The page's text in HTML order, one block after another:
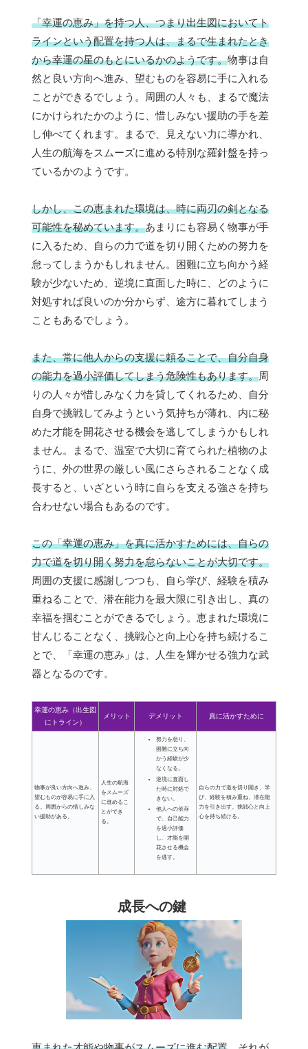
「幸運の恵み」を持つ人、つまり出生図においてト
ラインという配置を持つ人は、まるで生まれたとき
から幸運の星のもとにいるかのようです。物事は自
然と良い方向へ進み、望むものを容易に手に入れる
ことができるでしょう。周囲の人々も、まるで魔法
にかけられたかのように、惜しみない援助の手を差
し伸べてくれます。まるで、見えない力に導かれ、
人生の航海をスムーズに進める特別な羅針盤を持っ
ているかのようです。
しかし、この恵まれた環境は、時に両刃の剣となる
可能性を秘めています。あまりにも容易く物事が手
に入るため、自らの力で道を切り開くための努力を
怠ってしまうかもしれません。困難に立ち向かう経
験が少ないため、逆境に直面した時に、どのように
対処すれば良いのか分からず、途方に暮れてしまう
こともあるでしょう。
また、常に他人からの支援に頼ることで、自分自身
の能力を過小評価してしまう危険性もあります。周
りの人々が惜しみなく力を貸してくれるため、自分
自身で挑戦してみようという気持ちが薄れ、内に秘
めた才能を開花させる機会を逃してしまうかもしれ
ません。まるで、温室で大切に育てられた植物のよ
うに、外の世界の厳しい風にさらされることなく成
長すると、いざという時に自らを支える強さを持ち
合わせない場合もあるのです。
この「幸運の恵み」を真に活かすためには、自らの
力で道を切り開く努力を怠らないことが大切です。
周囲の支援に感謝しつつも、自ら学び、経験を積み
重ねることで、潜在能力を最大限に引き出し、真の
幸福を掴むことができるでしょう。恵まれた環境に
甘んじることなく、挑戦心と向上心を持ち続けるこ
とで、「幸運の恵み」は、人生を輝かせる強力な武
器となるのです。
幸運の恵み（出生図
にトライン）
メリット デメリット 真に活かすために
物事が良い方向へ進み、
望むものが容易に手に入
る。周囲からの惜しみな
い援助がある。
人生の航海
をスムーズ
に進めるこ
とができ
る。
努力を怠り、
困難に立ち向
かう経験が少
なくなる。
逆境に直面し
た時に対処で
きない。
他人への依存
で、自己能力
を過小評価
し、才能を開
花させる機会
を逃す。
自らの力で道を切り開き、学
び、経験を積み重ね、潜在能
力を引き出す。挑戦心と向上
心を持ち続ける。
成長への鍵